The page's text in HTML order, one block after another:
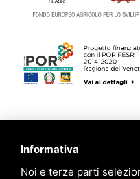
Informativa
Noi e terze parti